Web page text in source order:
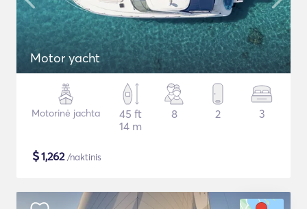
Motor yacht
Motorinė jachta
45 ft
14 m
8 2 3
$1,262/naktinis